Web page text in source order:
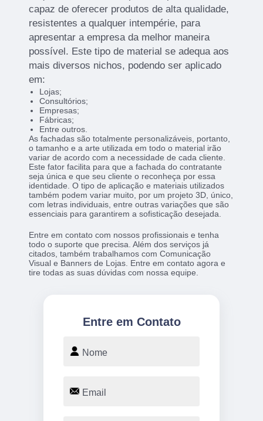
capaz de oferecer produtos de alta qualidade,
resistentes a qualquer intempérie, para
apresentar a empresa da melhor maneira
possível. Este tipo de material se adequa aos
mais diversos nichos, podendo ser aplicado
em:
Lojas;
Consultórios;
Empresas;
Fábricas;
Entre outros.
As fachadas são totalmente personalizáveis, portanto,
o tamanho e a arte utilizada em todo o material irão
variar de acordo com a necessidade de cada cliente.
Este fator facilita para que a fachada do contratante
seja única e que seu cliente o reconheça por essa
identidade. O tipo de aplicação e materiais utilizados
também podem variar muito, por um projeto 3D, único,
com letras individuais, entre outras variações que são
essenciais para garantirem a sofisticação desejada.
Entre em contato com nossos profissionais e tenha
todo o suporte que precisa. Além dos serviços já
citados, também trabalhamos com Comunicação
Visual e Banners de Lojas. Entre em contato agora e
tire todas as suas dúvidas com nossa equipe.
Entre em Contato